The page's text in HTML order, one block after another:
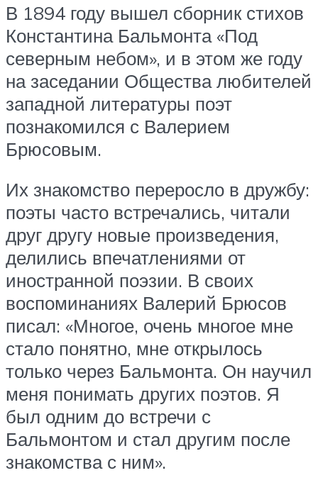
В 1894 году вышел сборник стихов
Константина Бальмонта «Под
северным небом», и в этом же году
на заседании Общества любителей
западной литературы поэт
познакомился с Валерием
Брюсовым.
Их знакомство переросло в дружбу:
поэты часто встречались, читали
друг другу новые произведения,
делились впечатлениями от
иностранной поэзии. В своих
воспоминаниях Валерий Брюсов
писал: «Многое, очень многое мне
стало понятно, мне открылось
только через Бальмонта. Он научил
меня понимать других поэтов. Я
был одним до встречи с
Бальмонтом и стал другим после
знакомства с ним».